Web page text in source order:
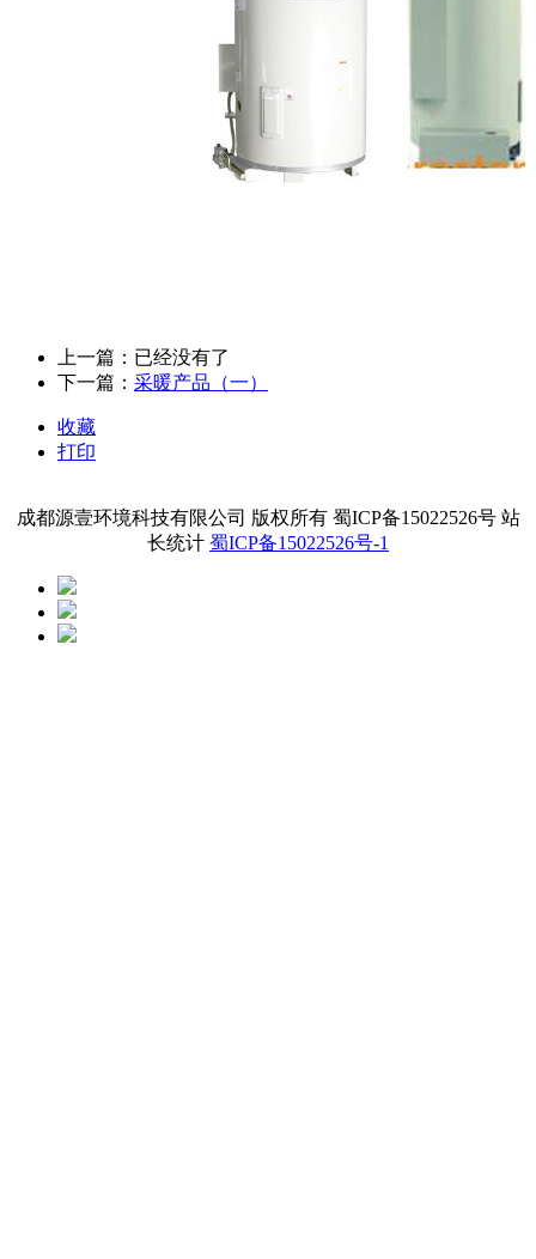
上一篇：已经没有了
下一篇： 采暖产品（一）
收藏
打印
成都源壹环境科技有限公司 版权所有 蜀ICP备15022526号 站
长统计 蜀ICP备15022526号-1